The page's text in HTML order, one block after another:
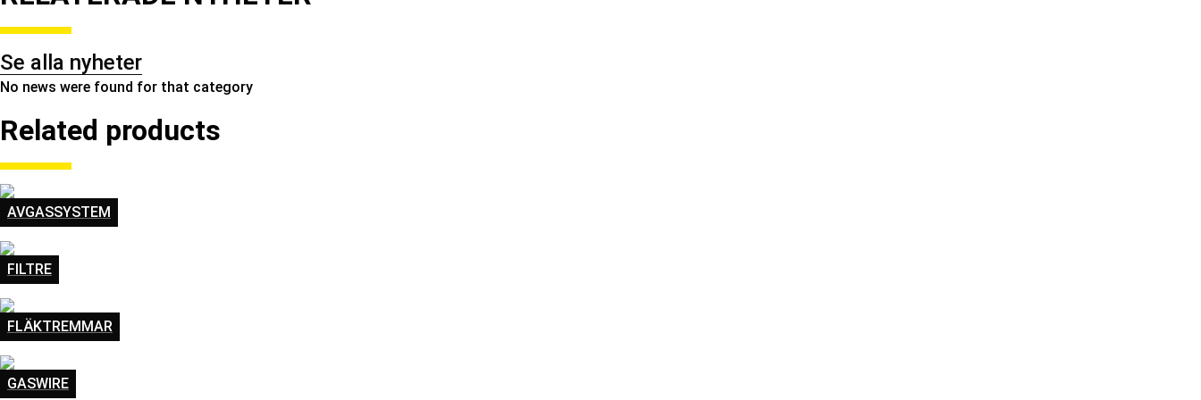
Se alla nyheter
No news were found for that category
Related products
AVGASSYSTEM
FILTRE
FLÄKTREMMAR
GASWIRE